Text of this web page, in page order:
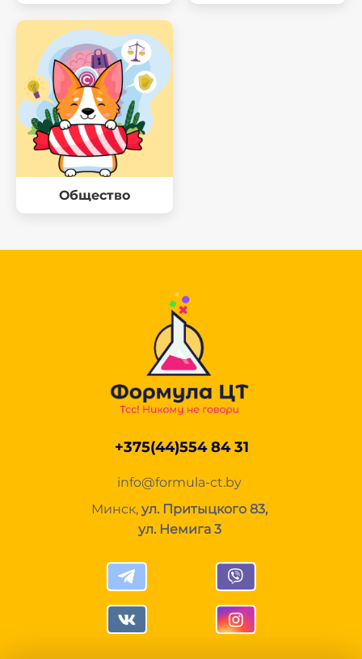
Общество
+375(44)554 84 31
info@formula-ct.by
Минск, ул. Притыцкого 83,
ул. Немига 3